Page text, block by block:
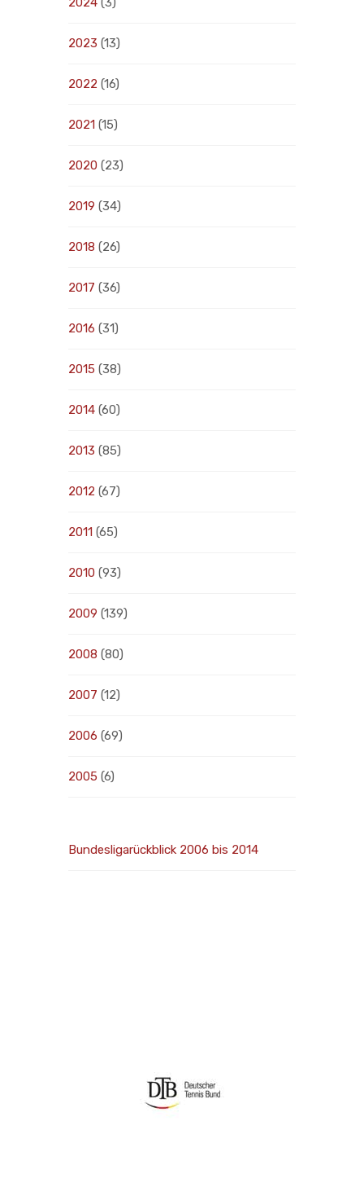
2023 (13)
2022 (16)
2021 (15)
2020 (23)
2019 (34)
2018 (26)
2017 (36)
2016 (31)
2015 (38)
2014 (60)
2013 (85)
2012 (67)
2011 (65)
2010 (93)
2009 (139)
2008 (80)
2007 (12)
2006 (69)
2005 (6)
Bundesligarückblick 2006 bis 2014